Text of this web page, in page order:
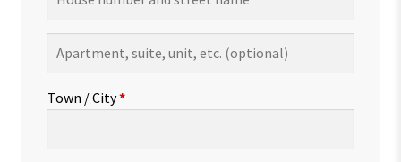
suite,
etc.(optional)
Town / City*